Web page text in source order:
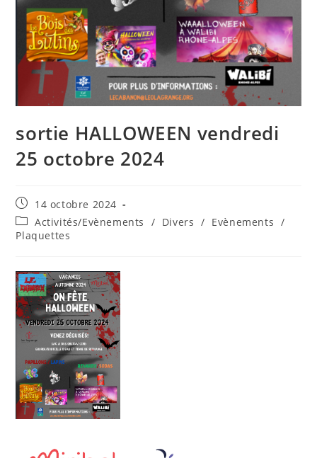
sortie HALLOWEEN vendredi
25 octobre 2024
Publication
publiée :
14 octobre 2024
Post
category:
Activités/Evènements / Divers / Evènements /
Plaquettes